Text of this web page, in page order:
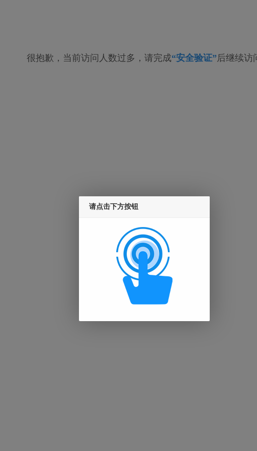
很抱歉，当前访问人数过多，请完成“安全验证”后继续访
请点击下方按钮